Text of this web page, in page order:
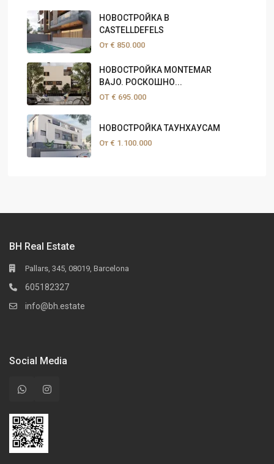
НОВОСТРОЙКА В
CASTELLDEFELS
От € 850.000
НОВОСТРОЙКА MONTEMAR
BAJO. РОСКОШНО...
ОТ € 695.000
НОВОСТРОЙКА ТАУНХАУСАМ
От € 1.100.000
BH Real Estate
Pallars, 345, 08019, Barcelona
605182327
info@bh.estate
Social Media